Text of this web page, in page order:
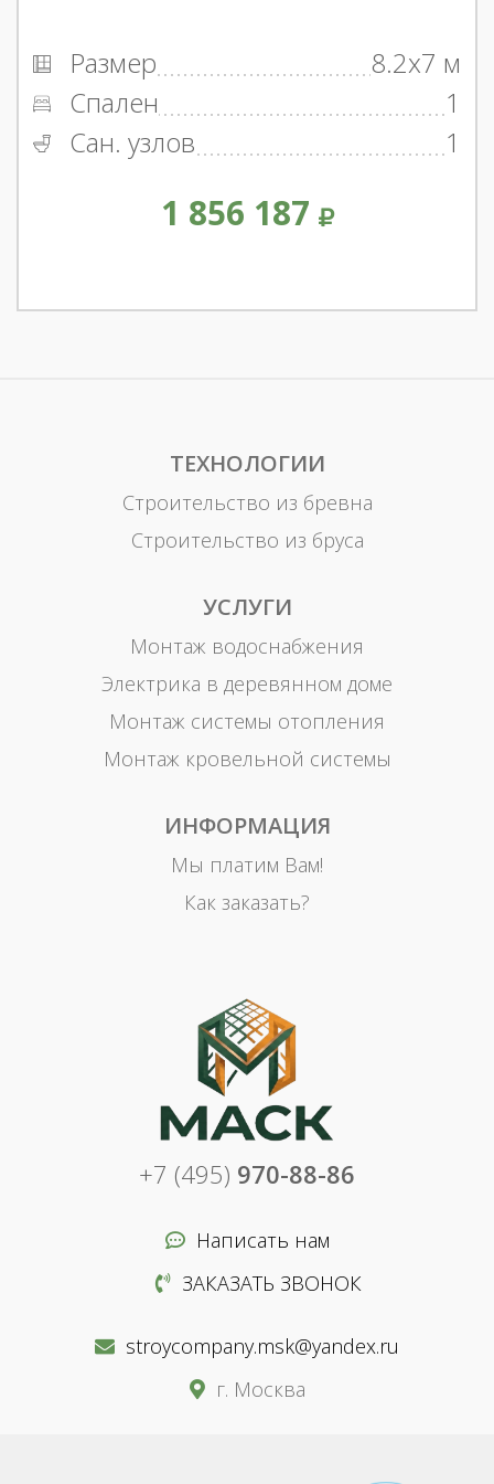
Размер
8.2x7 м
Спален
1
Сан. узлов
1
1 856 187
ТЕХНОЛОГИИ
Строительство из бревна
Строительство из бруса
УСЛУГИ
Монтаж водоснабжения
Электрика в деревянном доме
Монтаж системы отопления
Монтаж кровельной системы
ИНФОРМАЦИЯ
Мы платим Вам!
Как заказать?
+7 (495) 970-88-86
Написать нам
ЗАКАЗАТЬ ЗВОНОК
stroycompany.msk@yandex.ru
г. Москва